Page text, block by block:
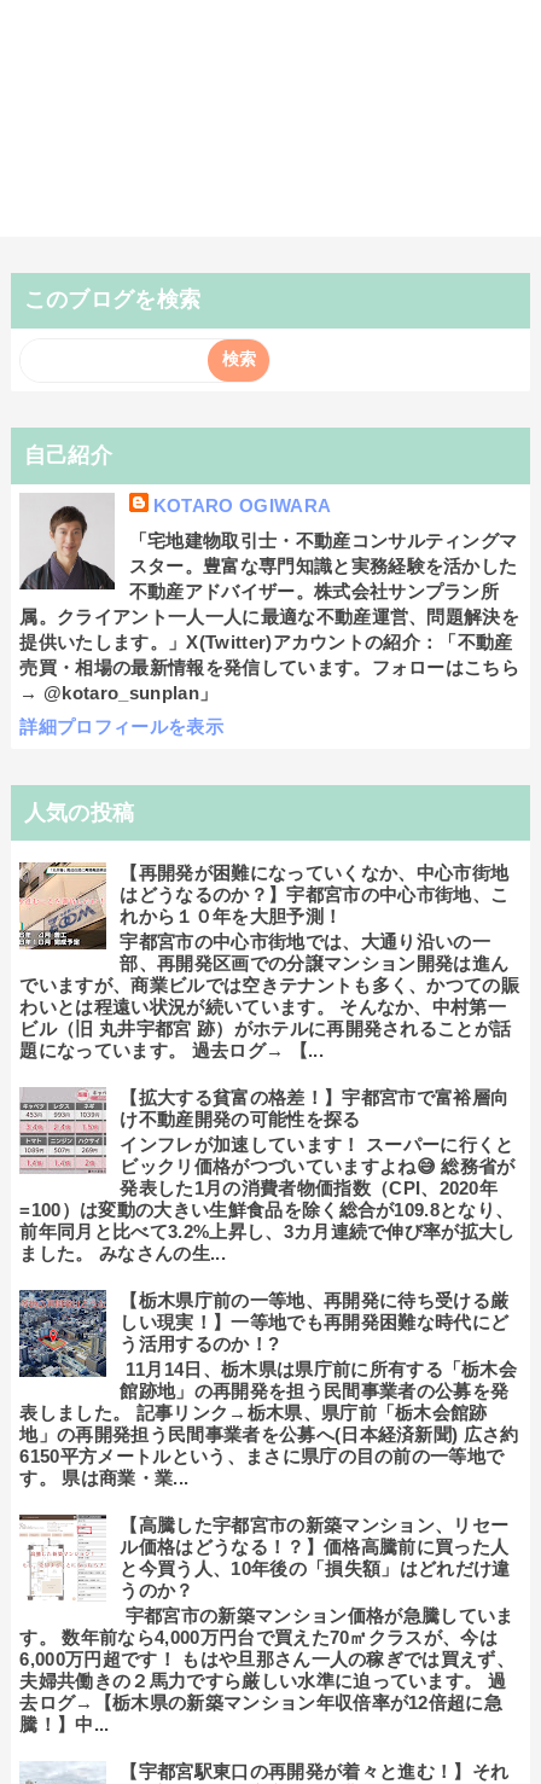
このブログを検索
自己紹介
KOTARO OGIWARA
「宅地建物取引士・不動産コンサルティングマ
スター。豊富な専門知識と実務経験を活かした
不動産アドバイザー。株式会社サンプラン所
属。クライアント一人一人に最適な不動産運営、問題解決を
提供いたします。」X(Twitter)アカウントの紹介：「不動産
売買・相場の最新情報を発信しています。フォローはこちら
→ @kotaro_sunplan」
詳細プロフィールを表示
人気の投稿
【再開発が困難になっていくなか、中心市街地
はどうなるのか？】宇都宮市の中心市街地、こ
れから１０年を大胆予測！
宇都宮市の中心市街地では、大通り沿いの一
部、再開発区画での分譲マンション開発は進ん
でいますが、商業ビルでは空きテナントも多く、かつての賑
わいとは程遠い状況が続いています。 そんなか、中村第一
ビル（旧 丸井宇都宮 跡）がホテルに再開発されることが話
題になっています。 過去ログ→ 【...
【拡大する貧富の格差！】宇都宮市で富裕層向
け不動産開発の可能性を探る
インフレが加速しています！ スーパーに行くと
ビックリ価格がつづいていますよね😅 総務省が
発表した1月の消費者物価指数（CPI、2020年
=100）は変動の大きい生鮮食品を除く総合が109.8となり、
前年同月と比べて3.2%上昇し、3カ月連続で伸び率が拡大し
ました。 みなさんの生...
【栃木県庁前の一等地、再開発に待ち受ける厳
しい現実！】一等地でも再開発困難な時代にど
う活用するのか！?
11月14日、栃木県は県庁前に所有する「栃木会
館跡地」の再開発を担う民間事業者の公募を発
表しました。 記事リンク→栃木県、県庁前「栃木会館跡
地」の再開発担う民間事業者を公募へ(日本経済新聞) 広さ約
6150平方メートルという、まさに県庁の目の前の一等地で
す。 県は商業・業...
【高騰した宇都宮市の新築マンション、リセー
ル価格はどうなる！？】価格高騰前に買った人
と今買う人、10年後の「損失額」はどれだけ違
うのか？
宇都宮市の新築マンション価格が急騰していま
す。 数年前なら4,000万円台で買えた70㎡クラスが、今は
6,000万円超です！ もはや旦那さん一人の稼ぎでは買えず、
夫婦共働きの２馬力ですら厳しい水準に迫っています。 過
去ログ→【栃木県の新築マンション年収倍率が12倍超に急
騰！】中...
【宇都宮駅東口の再開発が着々と進む！】それ